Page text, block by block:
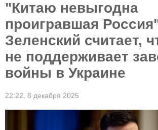
"Китаю невыгодна
проигравшая
Зеленский считает,
не поддерживает
войны в Украине
22:22, 8 декабря 2025